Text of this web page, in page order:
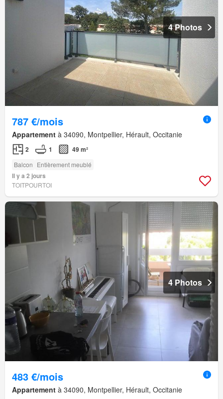
4 Photos
787 €/mois
Appartement à 34090, Montpellier, Hérault, Occitanie
2 1 49 m²
Balcon Entièrement meublé
Il y a 2 jours
TOITPOURTOI
4 Photos
483 €/mois
Appartement à 34090, Montpellier, Hérault, Occitanie